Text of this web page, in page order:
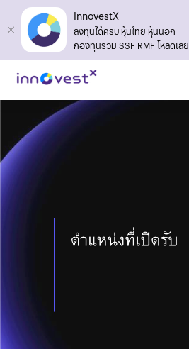
InnovestX
ลงทุนได้ครบ หุ้นไทย หุ้นนอก
กองทุนรวม SSF RMF โหลดเลย